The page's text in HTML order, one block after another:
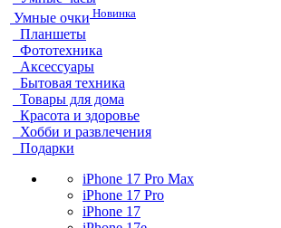
Умные очки Новинка
Планшеты
Фототехника
Аксессуары
Бытовая техника
Товары для дома
Красота и здоровье
Хобби и развлечения
Подарки
iPhone 17 Pro Max
iPhone 17 Pro
iPhone 17